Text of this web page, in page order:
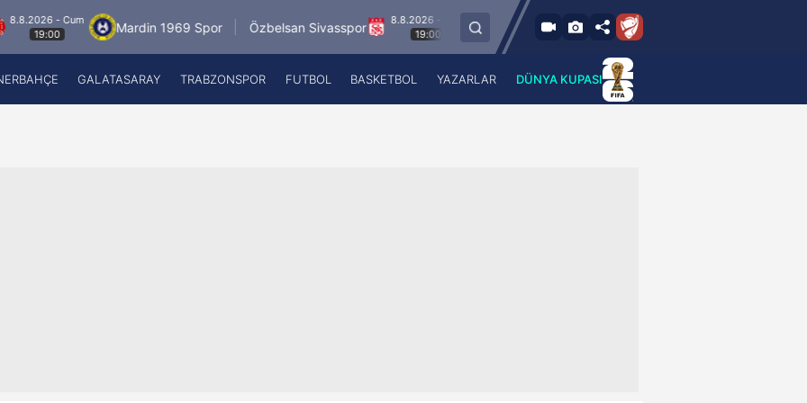
Mardin 1969 Spor Özbelsan Sivasspor
8.8.2026 - Cum
19:00
Esenler Erokspor Hesap.com Antalyaspor
A Haber Radyo
GALATASARAY TRABZONSPOR FUTBOL BASKETBOL YAZARLAR DÜNYA KUPASI